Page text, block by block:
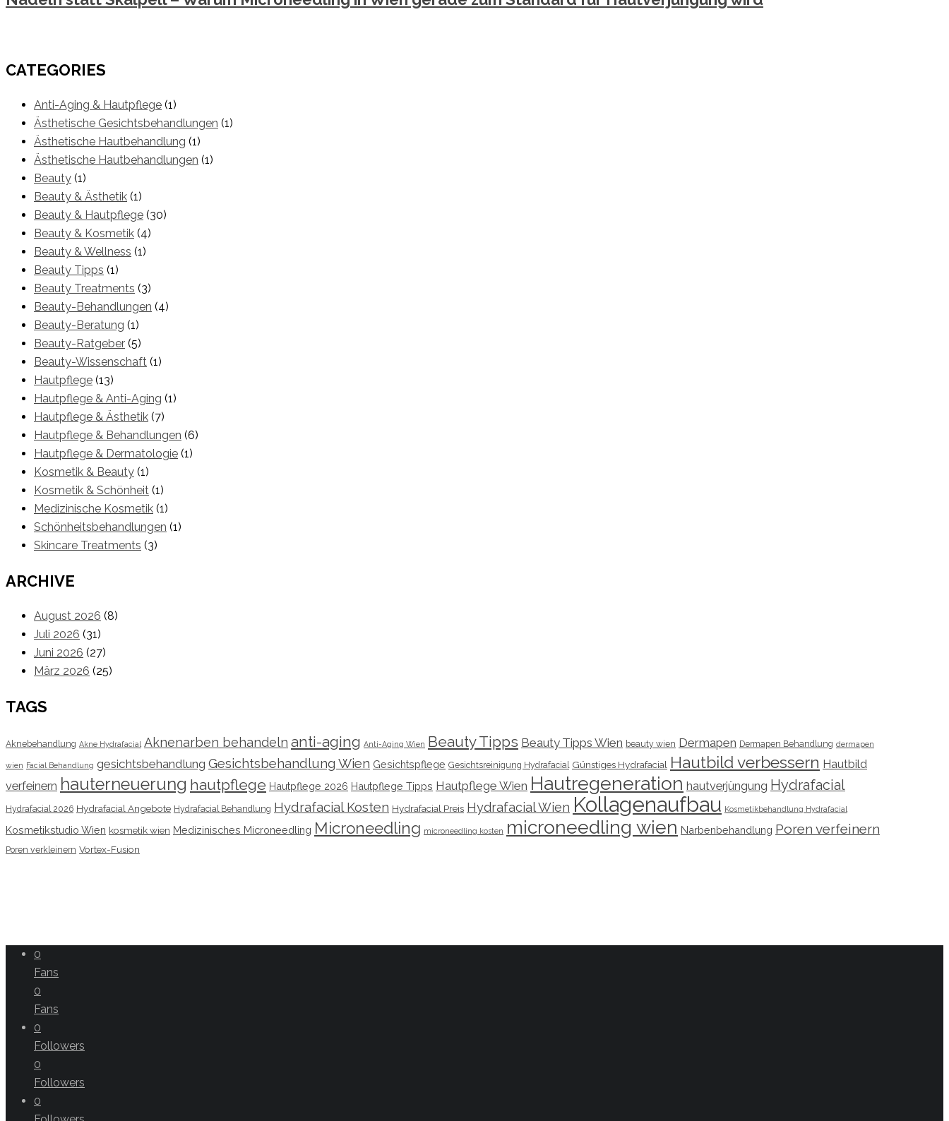
CATEGORIES
Anti-Aging & Hautpflege (1)
Ästhetische Gesichtsbehandlungen (1)
Ästhetische Hautbehandlung (1)
Ästhetische Hautbehandlungen (1)
Beauty (1)
Beauty & Ästhetik (1)
Beauty & Hautpflege (30)
Beauty & Kosmetik (4)
Beauty & Wellness (1)
Beauty Tipps (1)
Beauty Treatments (3)
Beauty-Behandlungen (4)
Beauty-Beratung (1)
Beauty-Ratgeber (5)
Beauty-Wissenschaft (1)
Hautpflege (13)
Hautpflege & Anti-Aging (1)
Hautpflege & Ästhetik (7)
Hautpflege & Behandlungen (6)
Hautpflege & Dermatologie (1)
Kosmetik & Beauty (1)
Kosmetik & Schönheit (1)
Medizinische Kosmetik (1)
Schönheitsbehandlungen (1)
Skincare Treatments (3)
ARCHIVE
August 2026 (8)
Juli 2026 (31)
Juni 2026 (27)
März 2026 (25)
TAGS
Aknebehandlung Akne Hydrafacial Aknenarben behandeln anti-aging Anti-Aging Wien Beauty Tipps Beauty Tipps Wien beauty wien Dermapen Dermapen Behandlung dermapen
wien Facial Behandlung gesichtsbehandlung Gesichtsbehandlung Wien Gesichtspflege Gesichtsreinigung Hydrafacial Günstiges Hydrafacial Hautbild verbessern Hautbild
verfeinern hauterneuerung hautpflege Hautpflege 2026 Hautpflege Tipps Hautpflege Wien Hautregeneration hautverjüngung Hydrafacial
Hydrafacial 2026 Hydrafacial Angebote Hydrafacial Behandlung Hydrafacial Kosten Hydrafacial Preis Hydrafacial Wien Kollagenaufbau Kosmetikbehandlung Hydrafacial
Kosmetikstudio Wien kosmetik wien Medizinisches Microneedling Microneedling microneedling kosten microneedling wien Narbenbehandlung Poren verfeinern
Poren verkleinern Vortex-Fusion
0
Fans
0
Fans
0
Followers
0
Followers
0